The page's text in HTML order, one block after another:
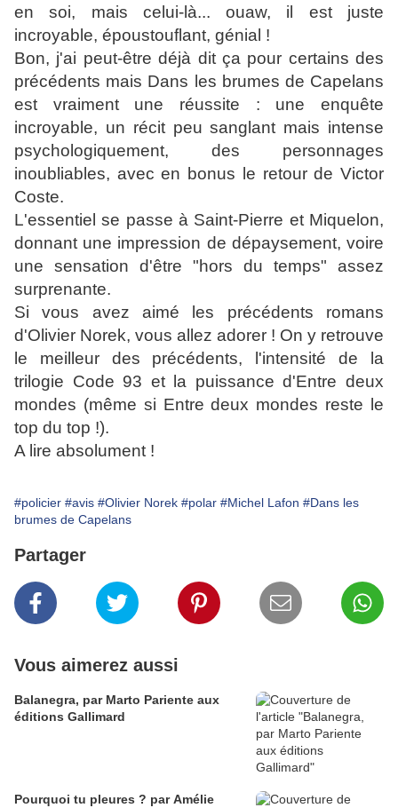
en soi, mais celui-là... ouaw, il est juste
incroyable, époustouflant, génial !
Bon, j'ai peut-être déjà dit ça pour certains des
précédents mais Dans les brumes de Capelans
est vraiment une réussite : une enquête
incroyable, un récit peu sanglant mais intense
psychologiquement, des personnages
inoubliables, avec en bonus le retour de Victor
Coste.
L'essentiel se passe à Saint-Pierre et Miquelon,
donnant une impression de dépaysement, voire
une sensation d'être "hors du temps" assez
surprenante.
Si vous avez aimé les précédents romans
d'Olivier Norek, vous allez adorer ! On y retrouve
le meilleur des précédents, l'intensité de la
trilogie Code 93 et la puissance d'Entre deux
mondes (même si Entre deux mondes reste le
top du top !).
A lire absolument !
#policier #avis #Olivier Norek #polar #Michel Lafon #Dans les
brumes de Capelans
Partager
Vous aimerez aussi
Balanegra, par Marto Pariente aux
éditions Gallimard
Pourquoi tu pleures ? par Amélie